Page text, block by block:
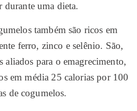
durante uma dieta.
também são ricos em
ferro, zinco e selênio. São,
aliados para o emagrecimento,
em média 25 calorias por 100
de cogumelos.